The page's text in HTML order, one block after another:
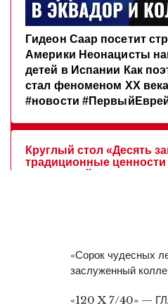
«Сорок чудесных
заслуженный
«120 X 7/40» —